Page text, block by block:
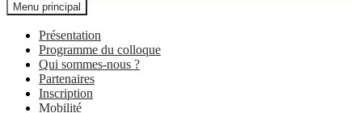
Repenser les prises de décision
Menu principal
Présentation
Programme du colloque
Qui sommes-nous ?
Partenaires
Inscription
Mobilité